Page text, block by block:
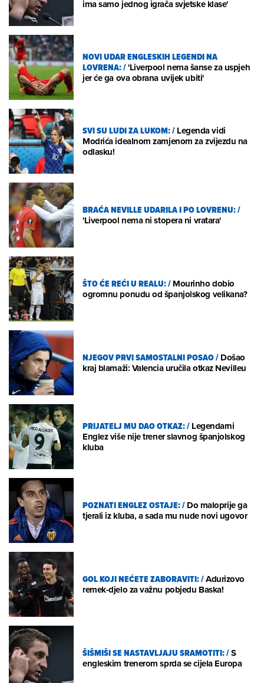
ima samo jednog igrača svjetske klase'
NOVI UDAR ENGLESKIH LEGENDI NA
LOVRENA:/'Liverpool nema šanse za uspjeh
jer će ga ova obrana uvijek ubiti'
SVI SU LUDI ZA LUKOM:/Legenda vidi
Modrića idealnom zamjenom za zvijezdu na
odlasku!
BRAĆA NEVILLE UDARILA I PO LOVRENU:/
'Liverpool nema ni stopera ni vratara'
ŠTO ĆE REĆI U REALU:/Mourinho dobio
ogromnu ponudu od španjolskog velikana?
NJEGOV PRVI SAMOSTALNI POSAO/Došao
kraj blamaži: Valencia uručila otkaz Nevilleu
PRIJATELJ MU DAO OTKAZ:/Legendarni
Englez više nije trener slavnog španjolskog
kluba
POZNATI ENGLEZ OSTAJE:/Do maloprije ga
tjerali iz kluba, a sada mu nude novi ugovor
GOL KOJI NEĆETE ZABORAVITI:/Adurizovo
remek-djelo za važnu pobjedu Baska!
ŠIŠMIŠI SE NASTAVLJAJU SRAMOTITI:/S
engleskim trenerom sprda se cijela Europa